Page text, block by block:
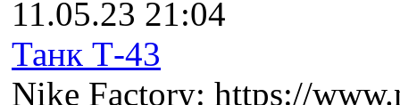
11.05.23 21:04
Танк Т-43
Nike Factory: https://